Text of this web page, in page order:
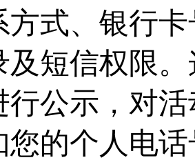
方式、银行
及短信权限
行公示，对
您的个人电